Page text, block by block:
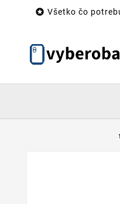
 Všetko čo